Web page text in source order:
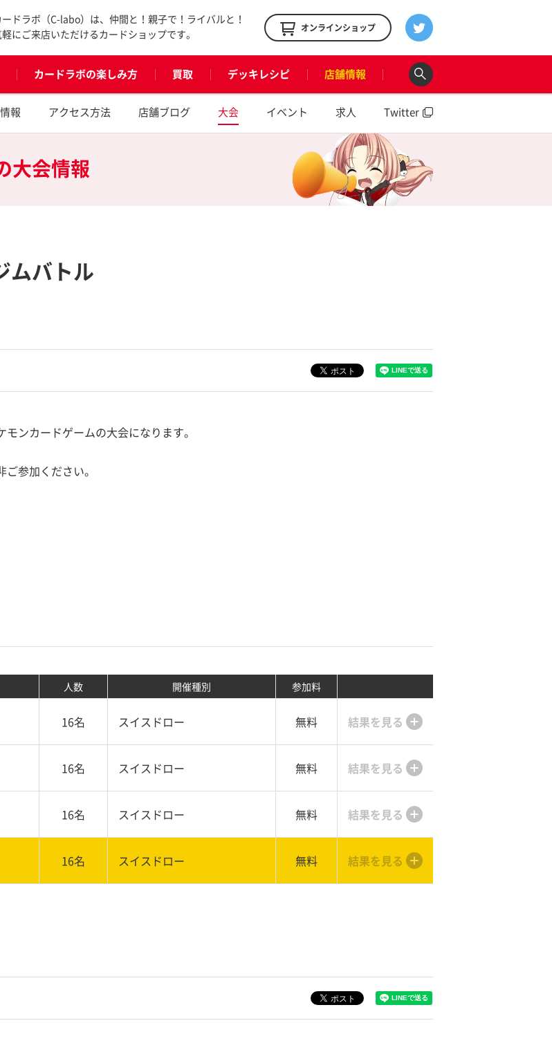
ードラボ（C-labo）は、仲間と！親子で！ライバルと！
にご来店いただけるカードショップです。
オンラインショップ
カードラボの楽しみ方 買取 デッキレシピ 店舗情報
報 アクセス方法 店舗ブログ 大会 イベント 求人 Twitter
大会情報
ムバトル
モンカードゲームの大会になります。
ご参加ください。
人数 開催種別 参加料
16名 スイスドロー 無料 結果を見る
16名 スイスドロー 無料 結果を見る
16名 スイスドロー 無料 結果を見る
16名 スイスドロー 無料 結果を見る